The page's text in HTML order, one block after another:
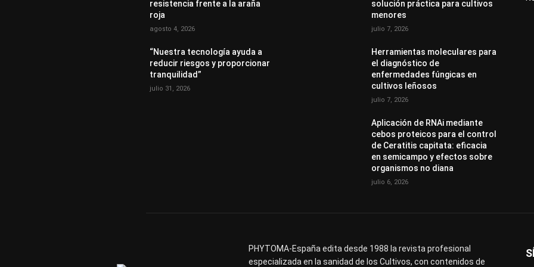
resistencia frente a la araña
roja
agosto 4, 2026
“Nuestra tecnología ayuda a
reducir riesgos y proporcionar
tranquilidad”
julio 31, 2026
solución práctica para cultivos
menores
julio 7, 2026
Herramientas moleculares para
el diagnóstico de
enfermedades fúngicas en
cultivos leñosos
julio 7, 2026
Aplicación de RNAi mediante
cebos proteicos para el control
de Ceratitis capitata: eficacia
en semicampo y efectos sobre
organismos no diana
julio 6, 2026
PHYTOMA-España edita desde 1988 la revista profesional
especializada en la sanidad de los Cultivos, con contenidos de